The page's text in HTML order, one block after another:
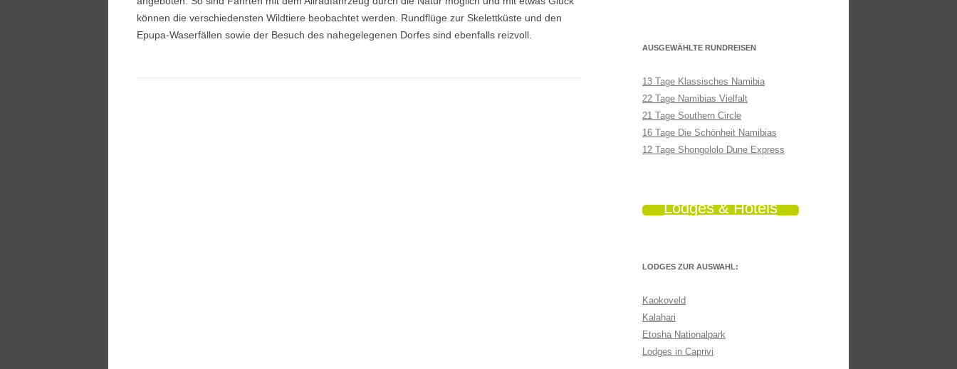
können die verschiedensten Wildtiere beobachtet werden. Rundflüge zur Skelettküste und den
Epupa-Waserfällen sowie der Besuch des nahegelegenen Dorfes sind ebenfalls reizvoll.
AUSGEWÄHLTE RUNDREISEN
13 Tage Klassisches Namibia
22 Tage Namibias Vielfalt
21 Tage Southern Circle
16 Tage Die Schönheit Namibias
12 Tage Shongololo Dune Express
Lodges & Hotels
LODGES ZUR AUSWAHL:
Kaokoveld
Kalahari
Etosha Nationalpark
Lodges in Caprivi